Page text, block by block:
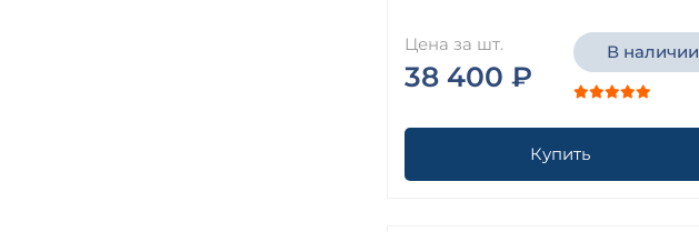
Цена за шт.
38 400 ₽
В наличии
Купить